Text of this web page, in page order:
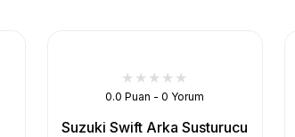
0.0 Puan - 0 Yorum
Suzuki Swift Arka Susturucu